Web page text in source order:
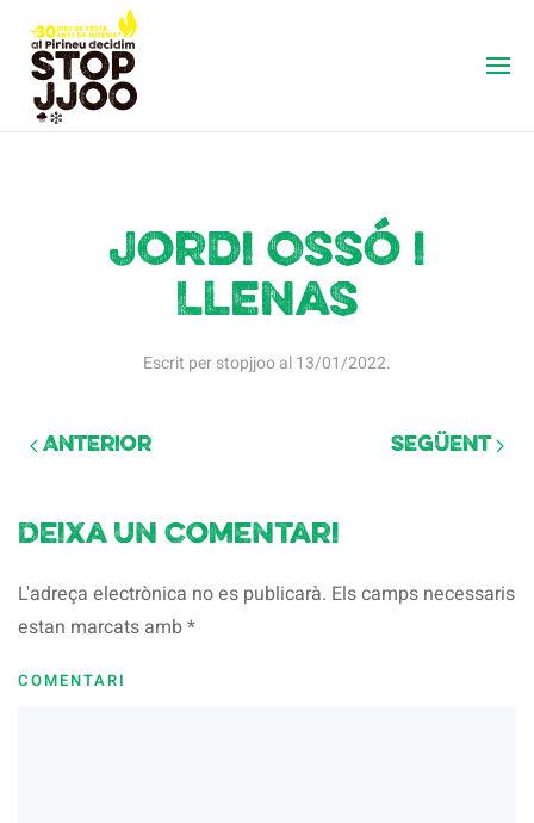
Jordi Ossó i
Llenas
Escrit perstopjjooal13/01/2022.
Anterior Següent
Deixa un comentari
L'adreça electrònica no es publicarà. Els camps necessaris
estan marcats amb*
COMENTARI